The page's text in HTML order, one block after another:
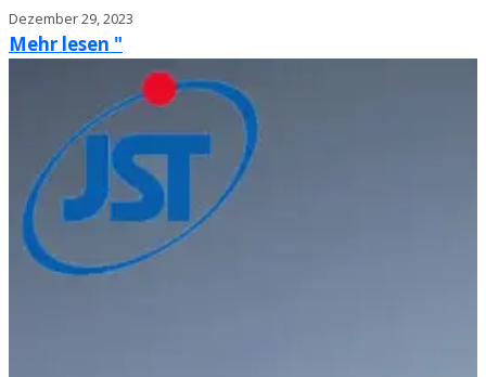
Dezember 29, 2023
Mehr lesen "